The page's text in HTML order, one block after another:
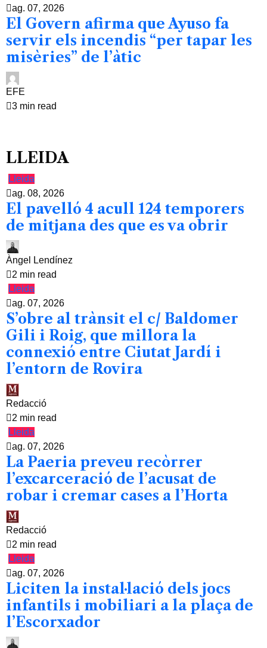
ag. 07, 2026
El Govern afirma que Ayuso fa
servir els incendis “per tapar les
misèries” de l’àtic
EFE
3 min read
LLEIDA
Lleida
ag. 08, 2026
El pavelló 4 acull 124 temporers
de mitjana des que es va obrir
Àngel Lendínez
2 min read
Lleida
ag. 07, 2026
S’obre al trànsit el c/ Baldomer
Gili i Roig, que millora la
connexió entre Ciutat Jardí i
l’entorn de Rovira
Redacció
2 min read
Lleida
ag. 07, 2026
La Paeria preveu recòrrer
l’excarceració de l’acusat de
robar i cremar cases a l’Horta
Redacció
2 min read
Lleida
ag. 07, 2026
Liciten la instal·lació dels jocs
infantils i mobiliari a la plaça de
l’Escorxador